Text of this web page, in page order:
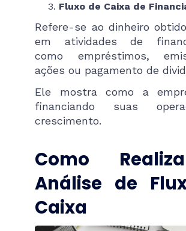
Fluxo de Caixa de
Refere-se ao dinheiro
em atividades de
como empréstimos,
ações ou pagamento de
Ele mostra como a
financiando suas
crescimento.
Como
Análise de
Caixa